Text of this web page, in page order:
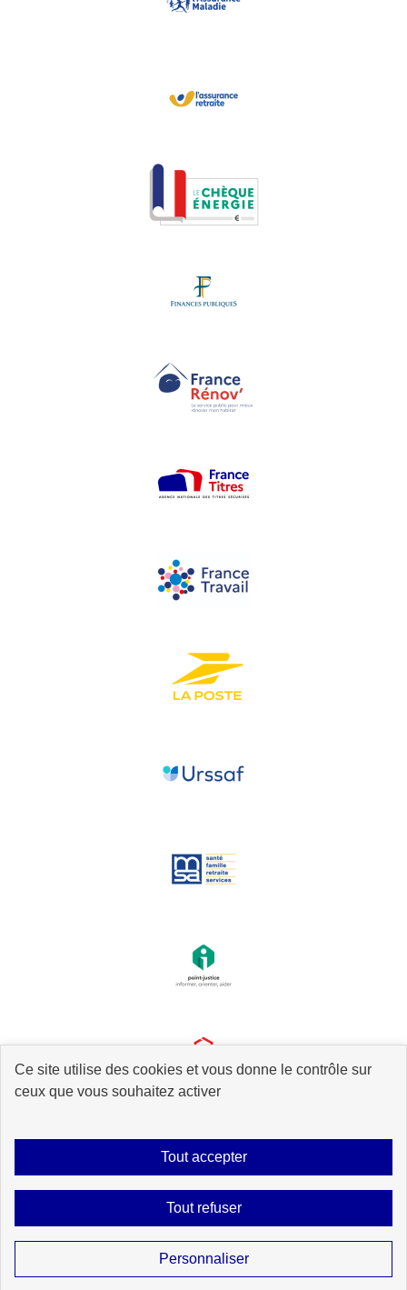
Ce site utilise des cookies et vous donne le contrôle sur
ceux que vous souhaitez activer
Tout accepter
Tout refuser
Personnaliser
Plan du site Accessibilité : partiellement conforme Mentions légales
Gestion des cookies
contenus de ce site sont proposés souslicence etalab-2.0